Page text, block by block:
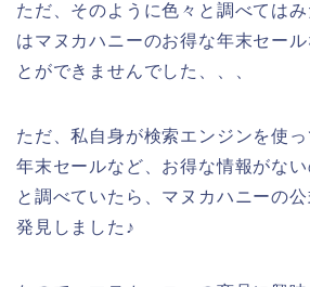
ただ、そのように色々と調べては
はマヌカハニーのお得な年末セー
とができませんでした、、、
ただ、私自身が検索エンジンを使
年末セールなど、お得な情報がな
と調べていたら、マヌカハニーの
発見しました♪